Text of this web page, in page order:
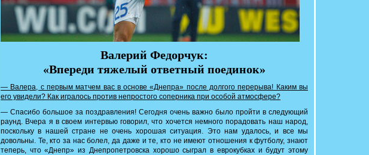
Валерий Федорчук:
«Впереди тяжелый ответный поединок»
— Валера, с первым матчем вас в основе «Днепра» после долгого перерыва! Каким вы
его увидели? Как игралось против непростого соперника при особой атмосфере?
— Cпасибо большое за поздравления! Сегодня очень важно было пройти в следующий
раунд. Вчера я в своем интервью говорил, что хочется немного порадовать наш народ,
поскольку в нашей стране не очень хорошая ситуация. Это нам удалось, и все мы
довольны. Те, кто за нас болел, да даже и те, кто не имеют отношения к футболу, знают
теперь, что «Днепр» из Днепропетровска хорошо сыграл в еврокубках и будут этому